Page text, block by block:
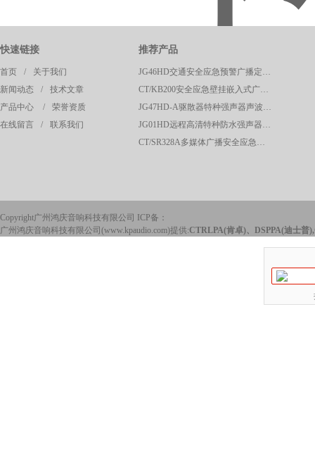
快速链接
首页 /
关于我们
新闻动态
/
技术文章
产品中心
/
荣誉资质
在线留言
/ 联系我们
推荐产品
JG46HD交通安全应急预警广播定向高清强声器
CT/KB200安全应急壁挂嵌入式广播呼叫控制主机
JG47HD-A驱散器特种强声器声波定向驱散器应急预警系统
JG01HD远程高清特种防水强声器校园广播应急系统
CT/SR328A多媒体广播安全应急声波驱散系统控制主机
Copyright广州鸿庆音响科技有限公司 ICP备：
广州鸿庆音响科技有限公司(www.kpaudio.com)提供:CTRLPA(肯卓)、DSPPA(迪士普